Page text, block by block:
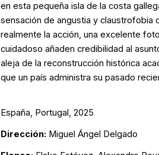
en esta pequeña isla de la costa
sensación de angustia y claustrofobia
realmente la acción, una excelente
cuidadoso añaden credibilidad al
aleja de la reconstrucción histórica
que un país administra su pasado
España, Portugal, 2025
Dirección: Miguel Ángel Delgado